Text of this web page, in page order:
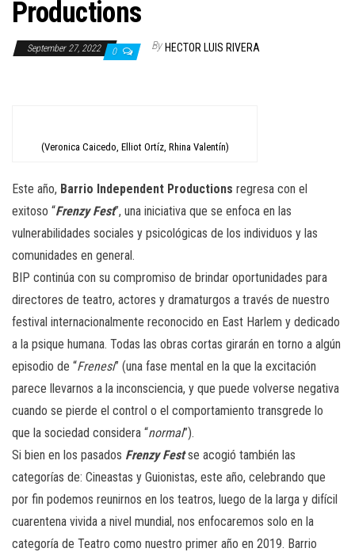
Productions
September 27, 2022 0 By HECTOR LUIS RIVERA
(Veronica Caicedo, Elliot Ortíz, Rhina Valentín)
Este año, Barrio Independent Productions regresa con el
exitoso “Frenzy Fest”, una iniciativa que se enfoca en las
vulnerabilidades sociales y psicológicas de los individuos y las
comunidades en general.
BIP continúa con su compromiso de brindar oportunidades para
directores de teatro, actores y dramaturgos a través de nuestro
festival internacionalmente reconocido en East Harlem y dedicado
a la psique humana. Todas las obras cortas girarán en torno a algún
episodio de “Frenesí” (una fase mental en la que la excitación
parece llevarnos a la inconsciencia, y que puede volverse negativa
cuando se pierde el control o el comportamiento transgrede lo
que la sociedad considera “normal”).
Si bien en los pasados Frenzy Festse acogió también las
categorías de: Cineastas y Guionistas, este año, celebrando que
por fin podemos reunirnos en los teatros, luego de la larga y difícil
cuarentena vivida a nivel mundial, nos enfocaremos solo en la
categoría de Teatro como nuestro primer año en 2019. Barrio